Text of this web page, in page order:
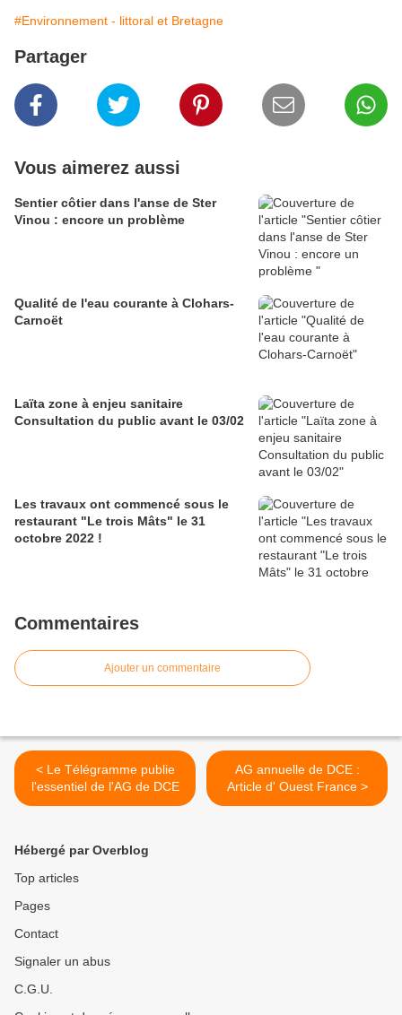
#Environnement - littoral et Bretagne
Partager
Vous aimerez aussi
Sentier côtier dans l'anse de Ster
Vinou : encore un problème
Qualité de l'eau courante à Clohars-
Carnoët
Laïta zone à enjeu sanitaire
Consultation du public avant le 03/02
Les travaux ont commencé sous le
restaurant "Le trois Mâts" le 31
octobre 2022 !
Commentaires
Ajouter un commentaire
< Le Télégramme publie
l'essentiel de l'AG de DCE
AG annuelle de DCE :
Article d' Ouest France >
Hébergé par Overblog
Top articles
Pages
Contact
Signaler un abus
C.G.U.